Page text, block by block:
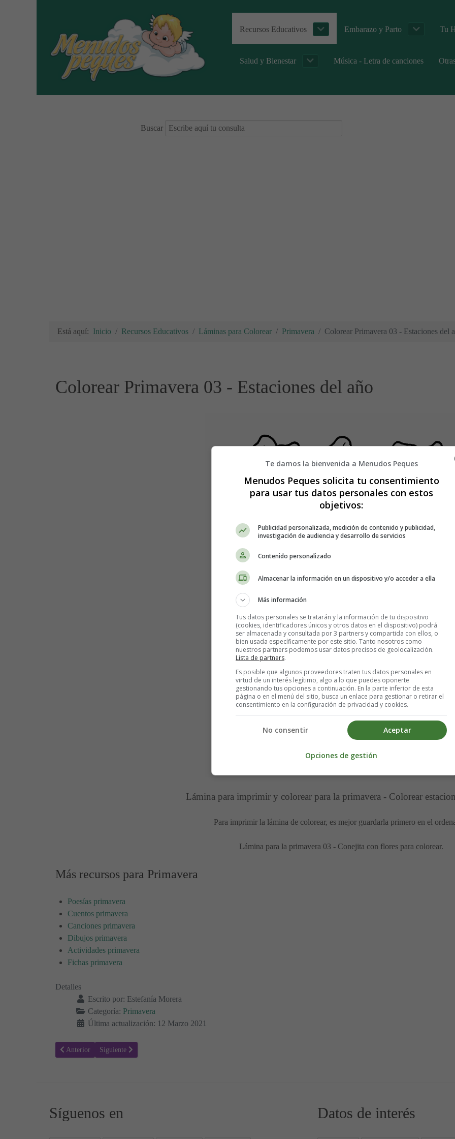
Recursos Educativos Embarazo y Parto Tu
Salud y Bienestar Música - Letra de canciones
Buscar
Está aquí: Inicio Recursos Educativos Láminas para Colorear Primavera Colorear Primavera 03 - Estaciones del
Colorear Primavera 03 - Estaciones del año
Lámina para imprimir y colorear para la primavera - Colorear
Para imprimir la lámina de colorear, es mejor guardarla primero en el
Lámina para la primavera 03 - Conejita con flores para colorear.
Más recursos para Primavera
Poesías primavera
Cuentos primavera
Canciones primavera
Dibujos primavera
Actividades primavera
Fichas primavera
Detalles
Escrito por: Estefanía Morera
Categoría: Primavera
Última actualización: 12 Marzo 2021
Artículo anterior: Colorear Primavera 02 - Estaciones del año
Anterior Artículo siguiente: Colorear Primavera 04 - Estaciones del año
Siguiente
Síguenos en Datos de interés
Te damos la bienvenida a Menudos Peques
Menudos Peques solicita tu consentimiento
para usar tus datos personales con estos
objetivos:
Publicidad personalizada, medición de contenido y publicidad,
investigación de audiencia y desarrollo de servicios
Contenido personalizado
Almacenar la información en un dispositivo y/o acceder a ella
Más información
Tus datos personales se tratarán y la información de tu dispositivo
(cookies, identificadores únicos y otros datos en el dispositivo) podrá
ser almacenada y consultada por 3 partners y compartida con ellos, o
bien usada específicamente por este sitio. Tanto nosotros como
nuestros partners podemos usar datos precisos de geolocalización.
Lista de partners.
Es posible que algunos proveedores traten tus datos personales en
virtud de un interés legítimo, algo a lo que puedes oponerte
gestionando tus opciones a continuación. En la parte inferior de esta
página o en el menú del sitio, busca un enlace para gestionar o retirar el
consentimiento en la configuración de privacidad y cookies.
Aceptar
No consentir
Opciones de gestión